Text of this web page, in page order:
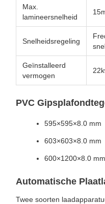
Max.
lamineersnelheid
Snelheidsregeling
Geïnstalleerd
vermogen
PVC
595×595×8.0 mm
603×603×8.0 mm
600×1200×8.0 mm
Automatische
Twee soorten